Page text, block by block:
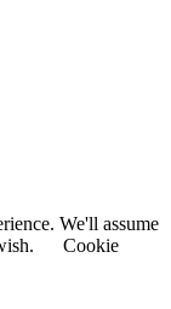
We'll assume
Cookie